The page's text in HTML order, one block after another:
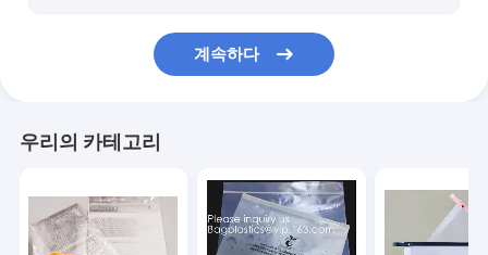
식품 포장 공급
재사용 가능한 지속 가능한 가방
계속하다
우리의 카테고리